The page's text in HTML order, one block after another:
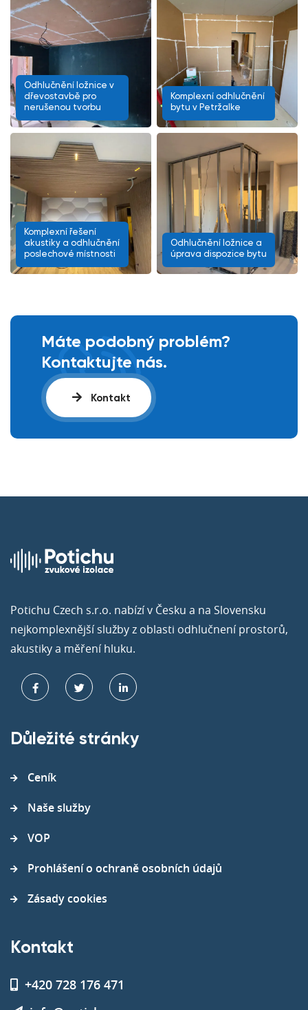
Odhlučnění ložnice v
dřevostavbě pro
nerušenou tvorbu
Komplexní odhlučnění
bytu v Petržalke
Komplexní řešení
akustiky a odhlučnění
poslechové místnosti
Odhlučnění ložnice a
úprava dispozice bytu
Máte podobný problém?
Kontaktujte nás.
Kontakt
Potichu Czech s.r.o. nabízí v Česku a na Slovensku
nejkomplexnější služby z oblasti odhlučnení prostorů,
akustiky a měření hluku.
Důležité stránky
Ceník
Naše služby
VOP
Prohlášení o ochraně osobních údajů
Zásady cookies
Kontakt
+420 728 176 471